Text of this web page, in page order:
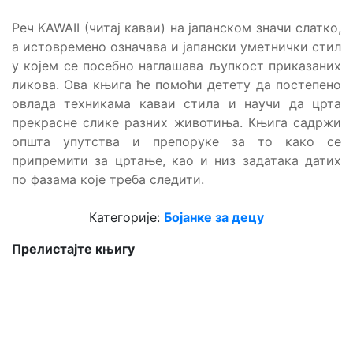
Реч KAWAII (читај каваи) на јапанском значи слатко,
a истовремено означава и јапански уметнички стил
у којем се посебно наглашава љупкост приказаних
ликова. Ова књига ће помоћи детету да постепено
овлада техникама каваи стила и научи да црта
прекрасне слике разних животиња. Књига садржи
општа упутства и препоруке за то како се
припремити за цртање, као и низ задатака датих
по фазама које треба следити.
Категорије: Бојанке за децу
Прелистајте књигу